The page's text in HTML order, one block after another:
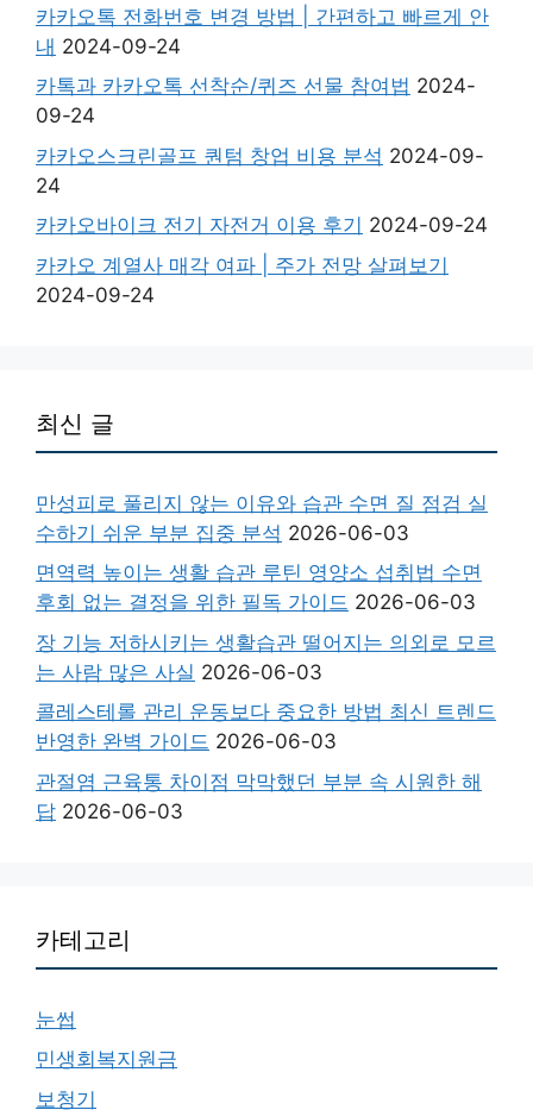
카카오톡 전화번호 변경 방법 | 간편하고 빠르게 안
내 2024-09-24
카톡과 카카오톡 선착순/퀴즈 선물 참여법 2024-
09-24
카카오스크린골프 퀀텀 창업 비용 분석 2024-09-
24
카카오바이크 전기 자전거 이용 후기 2024-09-24
카카오 계열사 매각 여파 | 주가 전망 살펴보기
2024-09-24
최신 글
만성피로 풀리지 않는 이유와 습관 수면 질 점검 실
수하기 쉬운 부분 집중 분석 2026-06-03
면역력 높이는 생활 습관 루틴 영양소 섭취법 수면
후회 없는 결정을 위한 필독 가이드 2026-06-03
장 기능 저하시키는 생활습관 떨어지는 의외로 모르
는 사람 많은 사실 2026-06-03
콜레스테롤 관리 운동보다 중요한 방법 최신 트렌드
반영한 완벽 가이드 2026-06-03
관절염 근육통 차이점 막막했던 부분 속 시원한 해
답 2026-06-03
카테고리
눈썹
민생회복지원금
보청기